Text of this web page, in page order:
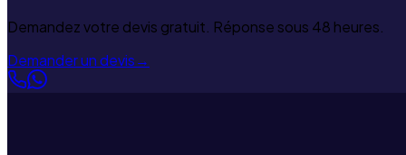
Demandez votre devis gratuit. Réponse sous 48 heures.
Demander un devis→